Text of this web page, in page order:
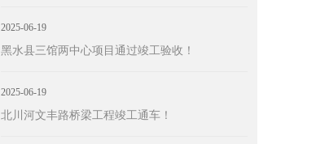
2025-06-19
黑水县三馆两中心项目通过竣工验收！
2025-06-19
北川河文丰路桥梁工程竣工通车！